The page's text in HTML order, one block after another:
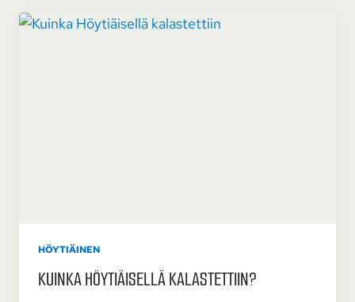
HÖYTIÄINEN
KUINKA HÖYTIÄI­SELLÄ KALASTET­TIIN?